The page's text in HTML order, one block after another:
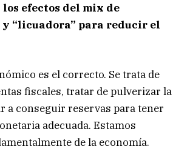
efectos del mix de
y “licuadora” para reducir el
es el correcto. Se trata de
fiscales, tratar de pulverizar la
a conseguir reservas para tener
adecuada. Estamos
de la economía.